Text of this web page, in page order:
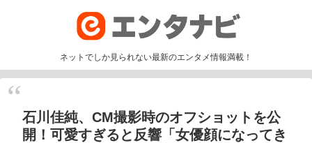
ネットでしか見られない最新のエンタメ情報満載！
石川佳純、CM撮影時のオフショットを公
開！可愛すぎると反響「女優顔になってき